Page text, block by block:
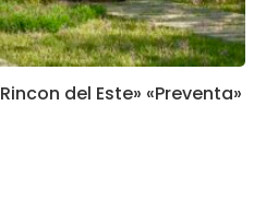
del Este» «Preventa»